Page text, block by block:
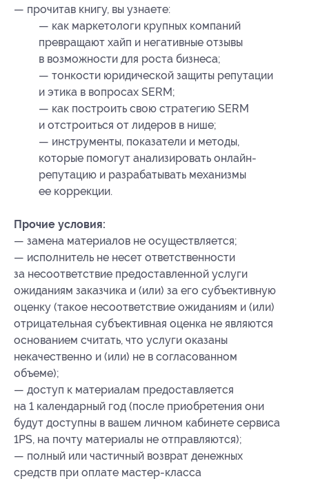
— прочитав книгу, вы узнаете:
— как маркетологи крупных компаний
превращают хайп и негативные отзывы
в возможности для роста бизнеса;
— тонкости юридической защиты репутации
и этика в вопросах SERM;
— как построить свою стратегию SERM
и отстроиться от лидеров в нише;
— инструменты, показатели и методы,
которые помогут анализировать онлайн-
репутацию и разрабатывать механизмы
ее коррекции.
Прочие условия:
— замена материалов не осуществляется;
— исполнитель не несет ответственности
за несоответствие предоставленной услуги
ожиданиям заказчика и (или) за его субъективную
оценку (такое несоответствие ожиданиям и (или)
отрицательная субъективная оценка не являются
основанием считать, что услуги оказаны
некачественно и (или) не в согласованном
объеме);
— доступ к материалам предоставляется
на 1 календарный год (после приобретения они
будут доступны в вашем личном кабинете сервиса
1PS, на почту материалы не отправляются);
— полный или частичный возврат денежных
средств при оплате мастер-класса